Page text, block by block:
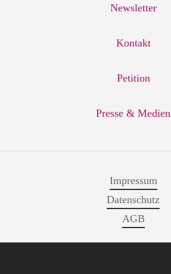
Newsletter
Kontakt
Petition
Presse & Medien
Impressum
Datenschutz
AGB